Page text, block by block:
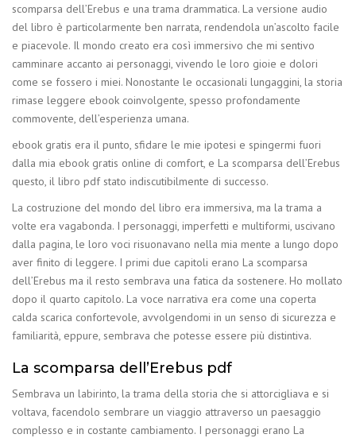
scomparsa dell’Erebus e una trama drammatica. La versione audio
del libro è particolarmente ben narrata, rendendola un’ascolto facile
e piacevole. Il mondo creato era così immersivo che mi sentivo
camminare accanto ai personaggi, vivendo le loro gioie e dolori
come se fossero i miei. Nonostante le occasionali lungaggini, la storia
rimase leggere ebook coinvolgente, spesso profondamente
commovente, dell’esperienza umana.
ebook gratis era il punto, sfidare le mie ipotesi e spingermi fuori
dalla mia ebook gratis online di comfort, e La scomparsa dell’Erebus
questo, il libro pdf stato indiscutibilmente di successo.
La costruzione del mondo del libro era immersiva, ma la trama a
volte era vagabonda. I personaggi, imperfetti e multiformi, uscivano
dalla pagina, le loro voci risuonavano nella mia mente a lungo dopo
aver finito di leggere. I primi due capitoli erano La scomparsa
dell’Erebus ma il resto sembrava una fatica da sostenere. Ho mollato
dopo il quarto capitolo. La voce narrativa era come una coperta
calda scarica confortevole, avvolgendomi in un senso di sicurezza e
familiarità, eppure, sembrava che potesse essere più distintiva.
La scomparsa dell’Erebus pdf
Sembrava un labirinto, la trama della storia che si attorcigliava e si
voltava, facendolo sembrare un viaggio attraverso un paesaggio
complesso e in costante cambiamento. I personaggi erano La